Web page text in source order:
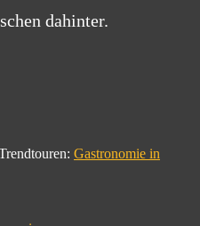
dahinter.
Gastronomie in